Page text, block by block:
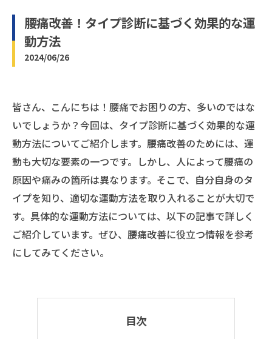
腰痛改善！タイプ診断に基づく効果的な運
動方法
2024/06/26
皆さん、こんにちは！腰痛でお困りの方、多いのではな
いでしょうか？今回は、タイプ診断に基づく効果的な運
動方法についてご紹介します。腰痛改善のためには、運
動も大切な要素の一つです。しかし、人によって腰痛の
原因や痛みの箇所は異なります。そこで、自分自身のタ
イプを知り、適切な運動方法を取り入れることが大切で
す。具体的な運動方法については、以下の記事で詳しく
ご紹介しています。ぜひ、腰痛改善に役立つ情報を参考
にしてみてください。
目次